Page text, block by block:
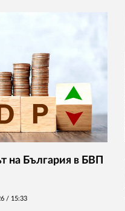
на България в БВП
/ 15:33